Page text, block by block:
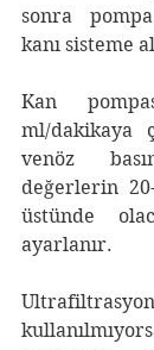
sonra pompa
kanı sisteme
Kan
ml/dakikaya
venöz
değerlerin
üstünde
ayarlanır.